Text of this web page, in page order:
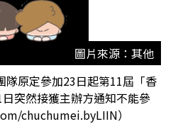
圖片來源：其他
隊原定參加23日起第11屆「香
突然接獲主辦方通知不能參
chuchumei.byLIIN）